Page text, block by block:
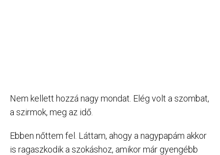
Nem kellett hozzá nagy mondat. Elég volt a szombat,
a szirmok, meg az idő.
Ebben nőttem fel. Láttam, ahogy a nagypapám akkor
is ragaszkodik a szokáshoz, amikor már gyengébb